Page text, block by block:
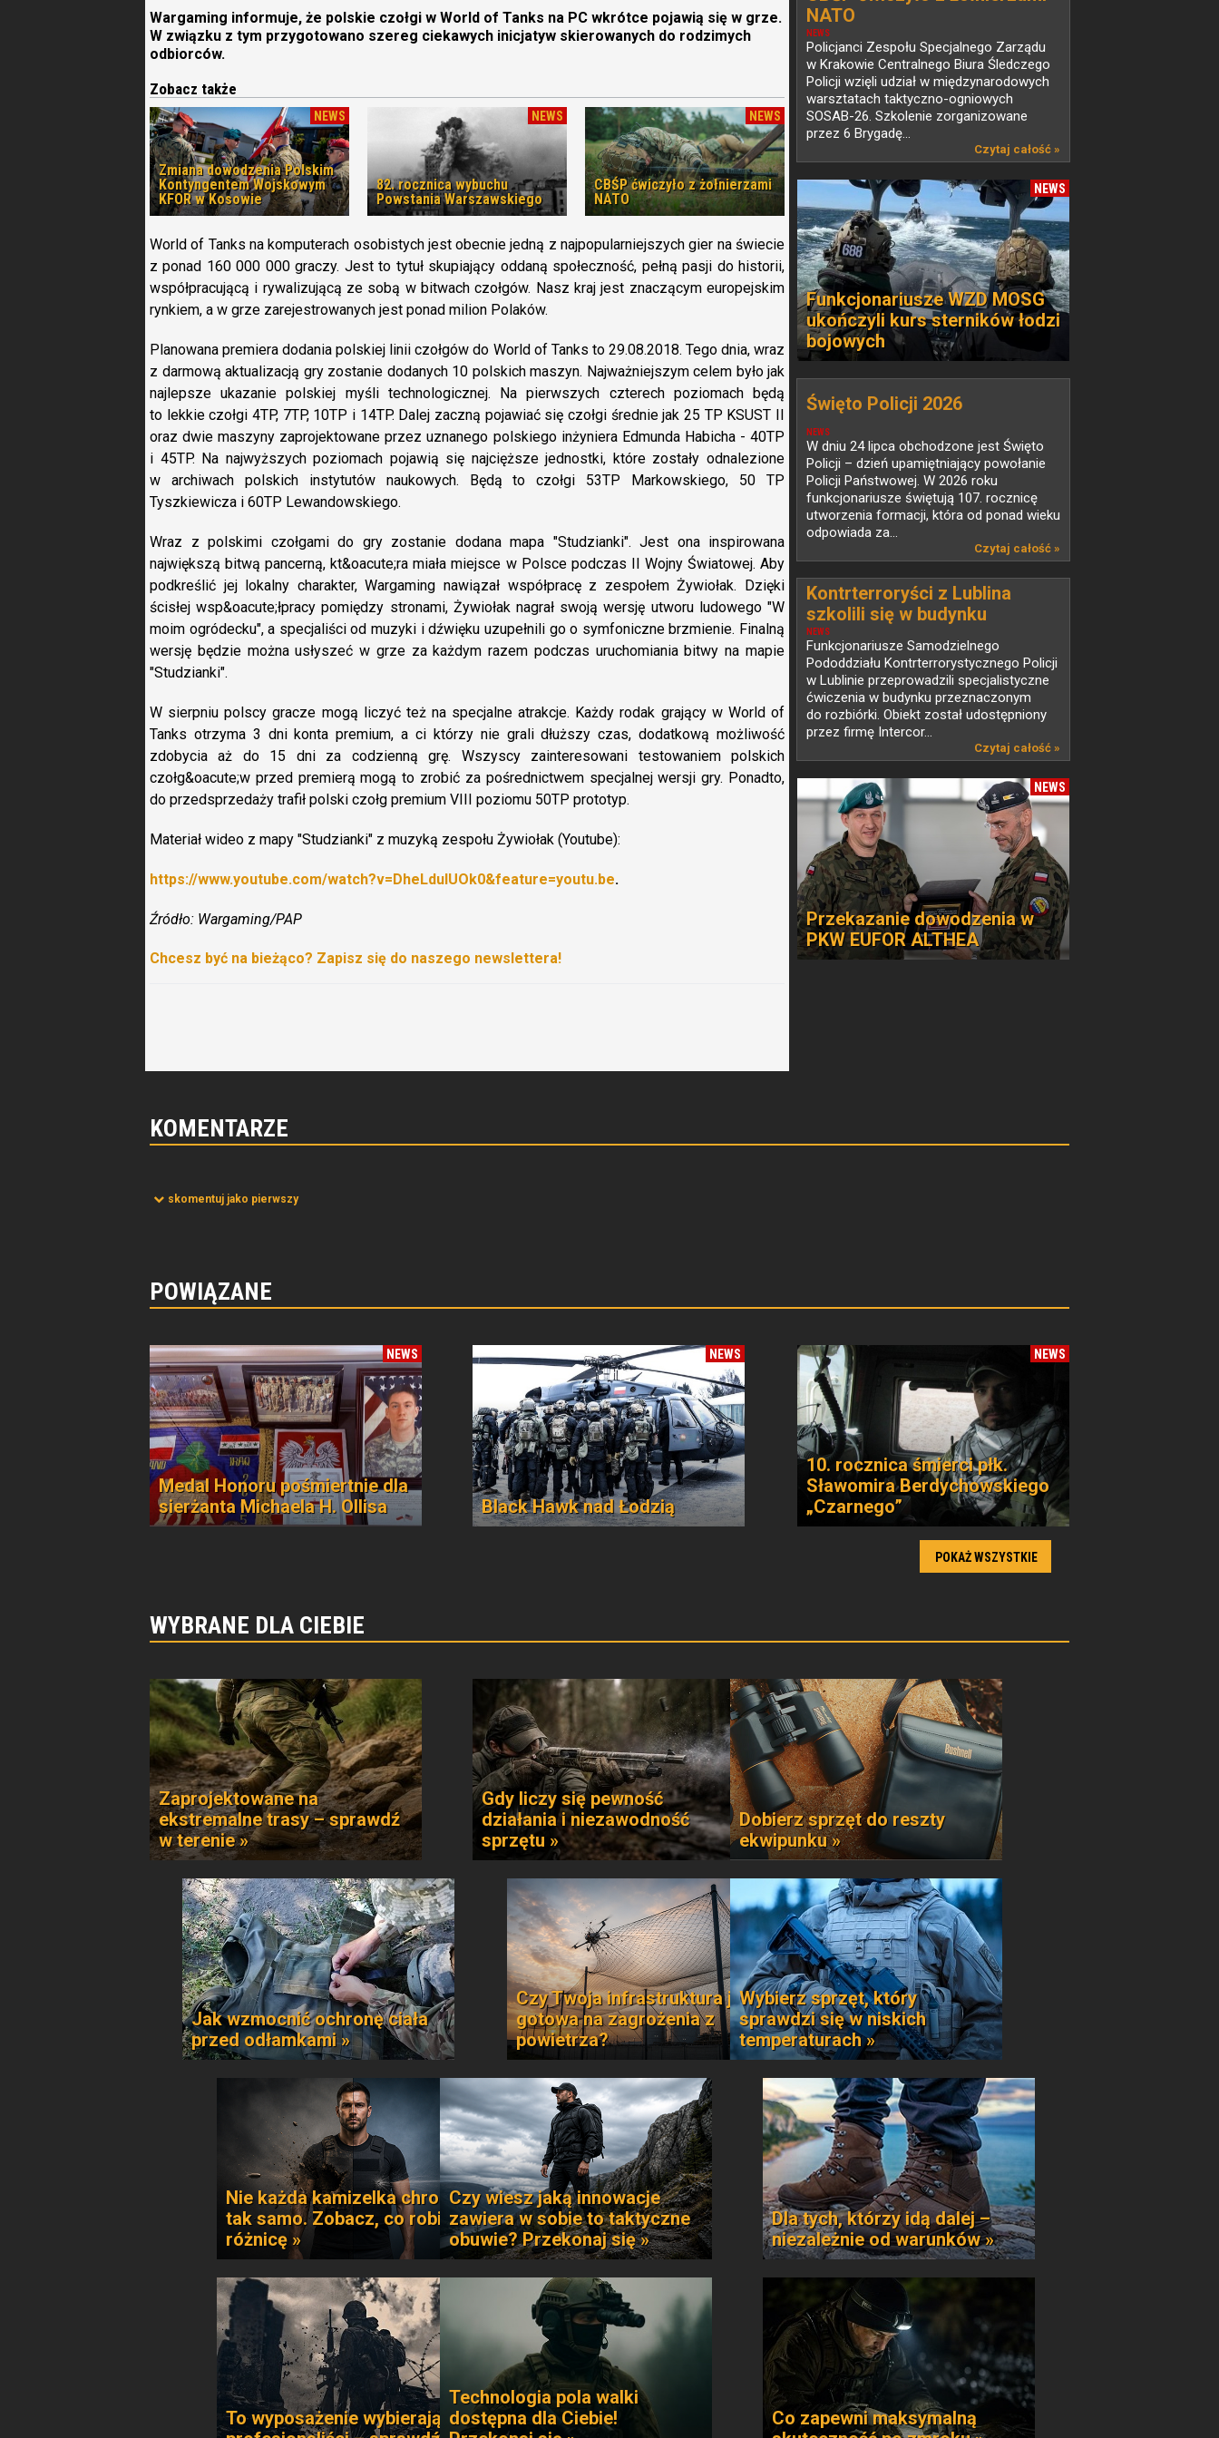
Wargaming informuje, że polskie czołgi w World of Tanks na PC wkrótce pojawią się w grze.
W związku z tym przygotowano szereg ciekawych inicjatyw skierowanych do rodzimych
odbiorców.
Zobacz także
NEWS
Zmiana dowodzenia Polskim
Kontyngentem Wojskowym
KFOR w Kosowie
NEWS
82. rocznica wybuchu
Powstania Warszawskiego
NEWS
CBŚP ćwiczyło z żołnierzami
NATO
World of Tanks na komputerach osobistych jest obecnie jedną z najpopularniejszych gier na świecie
z ponad 160 000 000 graczy. Jest to tytuł skupiający oddaną społeczność, pełną pasji do historii,
współpracującą i rywalizującą ze sobą w bitwach czołgów. Nasz kraj jest znaczącym europejskim
rynkiem, a w grze zarejestrowanych jest ponad milion Polaków.
Planowana premiera dodania polskiej linii czołgów do World of Tanks to 29.08.2018. Tego dnia, wraz
z darmową aktualizacją gry zostanie dodanych 10 polskich maszyn. Najważniejszym celem było jak
najlepsze ukazanie polskiej myśli technologicznej. Na pierwszych czterech poziomach będą
to lekkie czołgi 4TP, 7TP, 10TP i 14TP. Dalej zaczną pojawiać się czołgi średnie jak 25 TP KSUST II
oraz dwie maszyny zaprojektowane przez uznanego polskiego inżyniera Edmunda Habicha - 40TP
i 45TP. Na najwyższych poziomach pojawią się najcięższe jednostki, które zostały odnalezione
w archiwach polskich instytutów naukowych. Będą to czołgi 53TP Markowskiego, 50 TP
Tyszkiewicza i 60TP Lewandowskiego.
Wraz z polskimi czołgami do gry zostanie dodana mapa "Studzianki". Jest ona inspirowana
największą bitwą pancerną, kt&oacute;ra miała miejsce w Polsce podczas II Wojny Światowej. Aby
podkreślić jej lokalny charakter, Wargaming nawiązał współpracę z zespołem Żywiołak. Dzięki
ścisłej wsp&oacute;łpracy pomiędzy stronami, Żywiołak nagrał swoją wersję utworu ludowego "W
moim ogródecku", a specjaliści od muzyki i dźwięku uzupełnili go o symfoniczne brzmienie. Finalną
wersję będzie można usłyszeć w grze za każdym razem podczas uruchomiania bitwy na mapie
"Studzianki".
W sierpniu polscy gracze mogą liczyć też na specjalne atrakcje. Każdy rodak grający w World of
Tanks otrzyma 3 dni konta premium, a ci którzy nie grali dłuższy czas, dodatkową możliwość
zdobycia aż do 15 dni za codzienną grę. Wszyscy zainteresowani testowaniem polskich
czołg&oacute;w przed premierą mogą to zrobić za pośrednictwem specjalnej wersji gry. Ponadto,
do przedsprzedaży trafił polski czołg premium VIII poziomu 50TP prototyp.
Materiał wideo z mapy "Studzianki" z muzyką zespołu Żywiołak (Youtube):
https://www.youtube.com/watch?v=DheLduIUOk0&feature=youtu.be.
Źródło: Wargaming/PAP
Chcesz być na bieżąco? Zapisz się do naszego newslettera!
NEWS
NATO
Policjanci Zespołu Specjalnego Zarządu
w Krakowie Centralnego Biura Śledczego
Policji wzięli udział w międzynarodowych
warsztatach taktyczno-ogniowych
SOSAB-26. Szkolenie zorganizowane
przez 6 Brygadę...
Czytaj całość »
NEWS
Funkcjonariusze WZD MOSG
ukończyli kurs sterników łodzi
bojowych
NEWS
Święto Policji 2026
W dniu 24 lipca obchodzone jest Święto
Policji – dzień upamiętniający powołanie
Policji Państwowej. W 2026 roku
funkcjonariusze świętują 107. rocznicę
utworzenia formacji, która od ponad wieku
odpowiada za...
Czytaj całość »
NEWS
Kontrterroryści z Lublina
szkolili się w budynku
przeznaczonym do rozbiórki
Funkcjonariusze Samodzielnego
Pododdziału Kontrterrorystycznego Policji
w Lublinie przeprowadzili specjalistyczne
ćwiczenia w budynku przeznaczonym
do rozbiórki. Obiekt został udostępniony
przez firmę Intercor...
Czytaj całość »
NEWS
Przekazanie dowodzenia w
PKW EUFOR ALTHEA
KOMENTARZE
skomentuj jako pierwszy
POWIĄZANE
NEWS
Medal Honoru pośmiertnie dla
sierżanta Michaela H. Ollisa
NEWS
Black Hawk nad Łodzią
NEWS
10. rocznica śmierci płk.
Sławomira Berdychowskiego
„Czarnego”
POKAŻ WSZYSTKIE
WYBRANE DLA CIEBIE
Zaprojektowane na
ekstremalne trasy – sprawdź
w terenie »
Gdy liczy się pewność
działania i niezawodność
sprzętu »
Dobierz sprzęt do reszty
ekwipunku »
Jak wzmocnić ochronę ciała
przed odłamkami »
Czy Twoja infrastruktura jest
gotowa na zagrożenia z
powietrza?
Wybierz sprzęt, który
sprawdzi się w niskich
temperaturach »
Nie każda kamizelka chroni
tak samo. Zobacz, co robi
różnicę »
Czy wiesz jaką innowacje
zawiera w sobie to taktyczne
obuwie? Przekonaj się »
Dla tych, którzy idą dalej –
niezależnie od warunków »
To wyposażenie wybierają
Technologia pola walki
dostępna dla Ciebie!
Co zapewni maksymalną